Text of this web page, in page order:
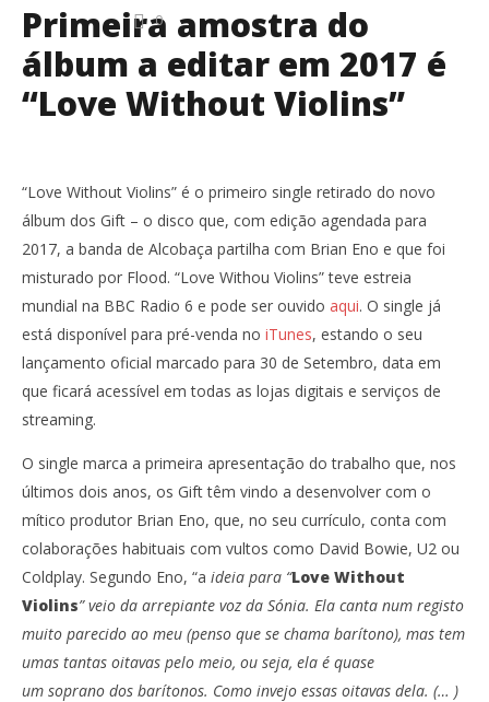
0
Primeira amostra do
álbum a editar em 2017 é
“Love Without Violins”
“Love Without Violins” é o primeiro single retirado do novo
álbum dos Gift – o disco que, com edição agendada para
2017, a banda de Alcobaça partilha com Brian Eno e que foi
misturado por Flood. “Love Withou Violins” teve estreia
mundial na BBC Radio 6 e pode ser ouvido aqui. O single já
está disponível para pré-venda no iTunes, estando o seu
lançamento oficial marcado para 30 de Setembro, data em
que ficará acessível em todas as lojas digitais e serviços de
streaming.
O single marca a primeira apresentação do trabalho que, nos
últimos dois anos, os Gift têm vindo a desenvolver com o
mítico produtor Brian Eno, que, no seu currículo, conta com
colaborações habituais com vultos como David Bowie, U2 ou
Coldplay. Segundo Eno, “a ideia para “Love Without
Violins” veio da arrepiante voz da Sónia. Ela canta num registo
muito parecido ao meu (penso que se chama barítono), mas tem
umas tantas oitavas pelo meio, ou seja, ela é quase
um soprano dos barítonos. Como invejo essas oitavas dela. (… )